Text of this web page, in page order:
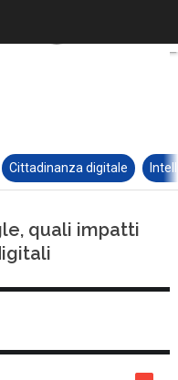
Cittadinanza digitale
quali impatti